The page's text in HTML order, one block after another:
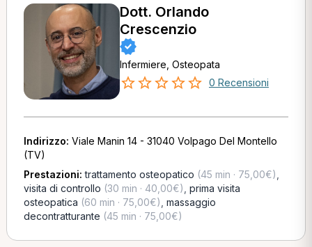
Dott. Orlando
Crescenzio
Infermiere, Osteopata
0 Recensioni
Indirizzo: Viale Manin 14 - 31040 Volpago Del Montello
(TV)
Prestazioni:trattamento osteopatico (45 min · 75,00€)
visita di controllo (30 min · 40,00€) prima visita
osteopatica (60 min · 75,00€) massaggio
decontratturante (45 min · 75,00€)